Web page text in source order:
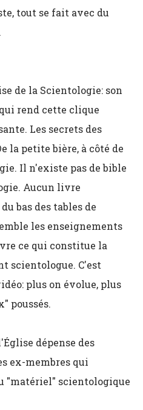
tout se fait avec du
de la Scientologie: son
rend cette clique
Les secrets des
la petite bière, à côté de
Il n'existe pas de bible
Aucun livre
bas des tables de
les enseignements
ce qui constitue la
scientologue. C'est
plus on évolue, plus
poussés.
dépense des
ex-membres qui
"matériel" scientologique